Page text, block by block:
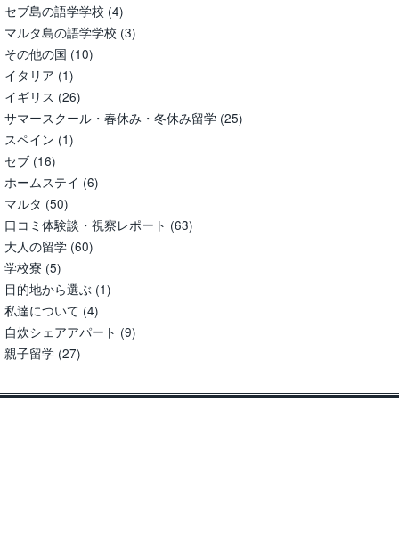
セブ島の語学学校 (4)
マルタ島の語学学校 (3)
その他の国 (10)
イタリア (1)
イギリス (26)
サマースクール・春休み・冬休み留学 (25)
スペイン (1)
セブ (16)
ホームステイ (6)
マルタ (50)
口コミ体験談・視察レポート (63)
大人の留学 (60)
学校寮 (5)
目的地から選ぶ (1)
私達について (4)
自炊シェアアパート (9)
親子留学 (27)